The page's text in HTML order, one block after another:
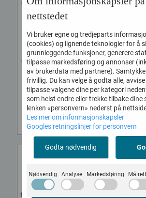
Evans B06G1 Coated 6"
...
Ettlagsskinn som gir deg
hele lydpalletten og
mulighet å løfte frem ett
brett...
255,-
KJØP
Evans
Evans
er et
nettstedet
Vi bruker egne og tredjeparts
(cookies) og lignende teknologier for å
grunnleggende funksjoner, generere
tilpasse markedsføring og annonser
av brukerdata med partnere).
frivillig. Du kan velge å godta alle,
tilpasse valgene dine per kategori
som helst endre eller trekke tilbake dine
lenken «personvern» nederst på
Les mer om informasjonskapsler
Googles retningslinjer for personvern
Godta nødvendig
Nødvendig Analyse Markedsføring